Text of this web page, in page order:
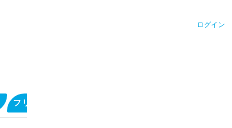
ログイン
フリーコメントを見る